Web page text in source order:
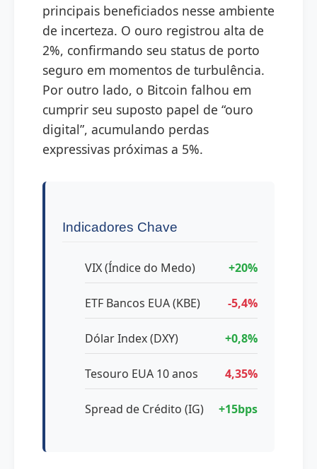
principais beneficiados nesse ambiente
de incerteza. O ouro registrou alta de
2%, confirmando seu status de porto
seguro em momentos de turbulência.
Por outro lado, o Bitcoin falhou em
cumprir seu suposto papel de “ouro
digital”, acumulando perdas
expressivas próximas a 5%.
Indicadores Chave
VIX (Índice do Medo) +20%
ETF Bancos EUA (KBE) -5,4%
Dólar Index (DXY) +0,8%
Tesouro EUA 10 anos 4,35%
Spread de Crédito (IG) +15bps